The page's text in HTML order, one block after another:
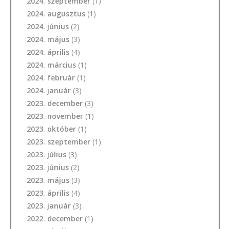
2024. augusztus (1)
2024. június (2)
2024. május (3)
2024. április (4)
2024. március (1)
2024. február (1)
2024. január (3)
2023. december (3)
2023. november (1)
2023. október (1)
2023. szeptember (1)
2023. július (3)
2023. június (2)
2023. május (3)
2023. április (4)
2023. január (3)
2022. december (1)